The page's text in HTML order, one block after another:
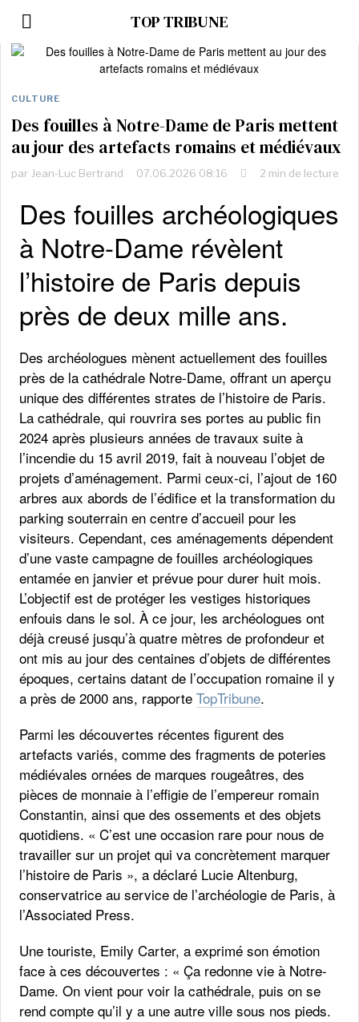
TOP TRIBUNE
CULTURE
Des fouilles à Notre-Dame de Paris mettent
au jour des artefacts romains et médiévaux
par Jean-Luc Bertrand 07.06.2026 08:16 2 min de lecture
Des fouilles archéologiques
à Notre-Dame révèlent
l’histoire de Paris depuis
près de deux mille ans.
Des archéologues mènent actuellement des fouilles
près de la cathédrale Notre-Dame, offrant un aperçu
unique des différentes strates de l’histoire de Paris.
La cathédrale, qui rouvrira ses portes au public fin
2024 après plusieurs années de travaux suite à
l’incendie du 15 avril 2019, fait à nouveau l’objet de
projets d’aménagement. Parmi ceux-ci, l’ajout de 160
arbres aux abords de l’édifice et la transformation du
parking souterrain en centre d’accueil pour les
visiteurs. Cependant, ces aménagements dépendent
d’une vaste campagne de fouilles archéologiques
entamée en janvier et prévue pour durer huit mois.
L’objectif est de protéger les vestiges historiques
enfouis dans le sol. À ce jour, les archéologues ont
déjà creusé jusqu’à quatre mètres de profondeur et
ont mis au jour des centaines d’objets de différentes
époques, certains datant de l’occupation romaine il y
a près de 2000 ans, rapporteTopTribune.
Parmi les découvertes récentes figurent des
artefacts variés, comme des fragments de poteries
médiévales ornées de marques rougeâtres, des
pièces de monnaie à l’effigie de l’empereur romain
Constantin, ainsi que des ossements et des objets
quotidiens. « C’est une occasion rare pour nous de
travailler sur un projet qui va concrètement marquer
l’histoire de Paris », a déclaré Lucie Altenburg,
conservatrice au service de l’archéologie de Paris, à
l’Associated Press.
Une touriste, Emily Carter, a exprimé son émotion
face à ces découvertes : « Ça redonne vie à Notre-
Dame. On vient pour voir la cathédrale, puis on se
rend compte qu’il y a une autre ville sous nos pieds.